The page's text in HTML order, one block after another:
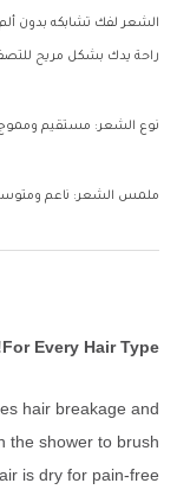
الشعر لفك تشابكه بدون
راحة يدك بشكل مريح
نوع الشعر: مستقيم
ملمس الشعر: ناعم
For Every Hair Type!
hair breakage and
the shower to brush
is dry for pain-free